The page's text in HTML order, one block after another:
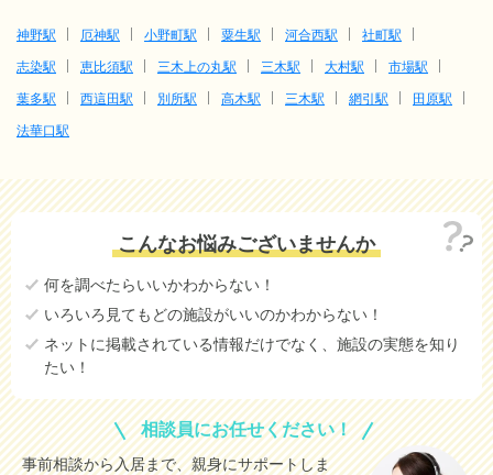
神野駅 厄神駅 小野町駅 粟生駅 河合西駅
社町駅
志染駅
恵比須駅 三木上の丸駅 三木駅 大村駅
市場駅
葉多駅
西這田駅 別所駅 高木駅 三木駅 網引駅
田原駅
法華口駅
こんなお悩みございませんか
何を調べたらいいかわからない！
いろいろ見てもどの施設がいいのかわからない！
ネットに掲載されている情報だけでなく、施設の実態を知り
たい！
相談員にお任せください！
事前相談から入居まで、親身にサポートしま